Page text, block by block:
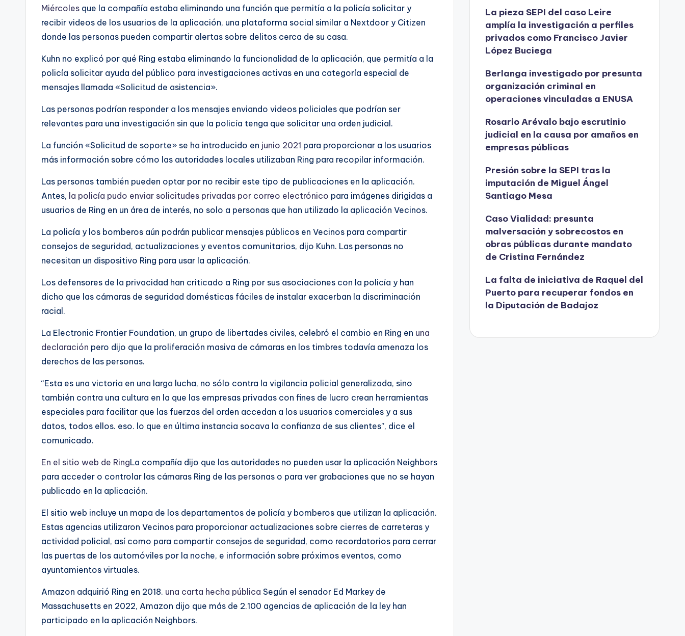
Miércoles que la compañía estaba eliminando una función que permitía a la policía solicitar y
recibir videos de los usuarios de la aplicación, una plataforma social similar a Nextdoor y Citizen
donde las personas pueden compartir alertas sobre delitos cerca de su casa.
Kuhn no explicó por qué Ring estaba eliminando la funcionalidad de la aplicación, que permitía a la
policía solicitar ayuda del público para investigaciones activas en una categoría especial de
mensajes llamada «Solicitud de asistencia».
Las personas podrían responder a los mensajes enviando videos policiales que podrían ser
relevantes para una investigación sin que la policía tenga que solicitar una orden judicial.
La función «Solicitud de soporte» se ha introducido en junio 2021 para proporcionar a los usuarios
más información sobre cómo las autoridades locales utilizaban Ring para recopilar información.
Las personas también pueden optar por no recibir este tipo de publicaciones en la aplicación.
Antes, la policía pudo enviar solicitudes privadas por correo electrónico para imágenes dirigidas a
usuarios de Ring en un área de interés, no solo a personas que han utilizado la aplicación Vecinos.
La policía y los bomberos aún podrán publicar mensajes públicos en Vecinos para compartir
consejos de seguridad, actualizaciones y eventos comunitarios, dijo Kuhn. Las personas no
necesitan un dispositivo Ring para usar la aplicación.
Los defensores de la privacidad han criticado a Ring por sus asociaciones con la policía y han
dicho que las cámaras de seguridad domésticas fáciles de instalar exacerban la discriminación
racial.
La Electronic Frontier Foundation, un grupo de libertades civiles, celebró el cambio en Ring en una
declaración pero dijo que la proliferación masiva de cámaras en los timbres todavía amenaza los
derechos de las personas.
“Esta es una victoria en una larga lucha, no sólo contra la vigilancia policial generalizada, sino
también contra una cultura en la que las empresas privadas con fines de lucro crean herramientas
especiales para facilitar que las fuerzas del orden accedan a los usuarios comerciales y a sus
datos, todos ellos. eso. lo que en última instancia socava la confianza de sus clientes”, dice el
comunicado.
En el sitio web de RingLa compañía dijo que las autoridades no pueden usar la aplicación Neighbors
para acceder o controlar las cámaras Ring de las personas o para ver grabaciones que no se hayan
publicado en la aplicación.
El sitio web incluye un mapa de los departamentos de policía y bomberos que utilizan la aplicación.
Estas agencias utilizaron Vecinos para proporcionar actualizaciones sobre cierres de carreteras y
actividad policial, así como para compartir consejos de seguridad, como recordatorios para cerrar
las puertas de los automóviles por la noche, e información sobre próximos eventos, como
ayuntamientos virtuales.
Amazon adquirió Ring en 2018. una carta hecha pública Según el senador Ed Markey de
Massachusetts en 2022, Amazon dijo que más de 2.100 agencias de aplicación de la ley han
participado en la aplicación Neighbors.
La pieza SEPI del caso Leire
amplía la investigación a perfiles
privados como Francisco Javier
López Buciega
Berlanga investigado por presunta
organización criminal en
operaciones vinculadas a ENUSA
Rosario Arévalo bajo escrutinio
judicial en la causa por amaños en
empresas públicas
Presión sobre la SEPI tras la
imputación de Miguel Ángel
Santiago Mesa
Caso Vialidad: presunta
malversación y sobrecostos en
obras públicas durante mandato
de Cristina Fernández
La falta de iniciativa de Raquel del
Puerto para recuperar fondos en
la Diputación de Badajoz